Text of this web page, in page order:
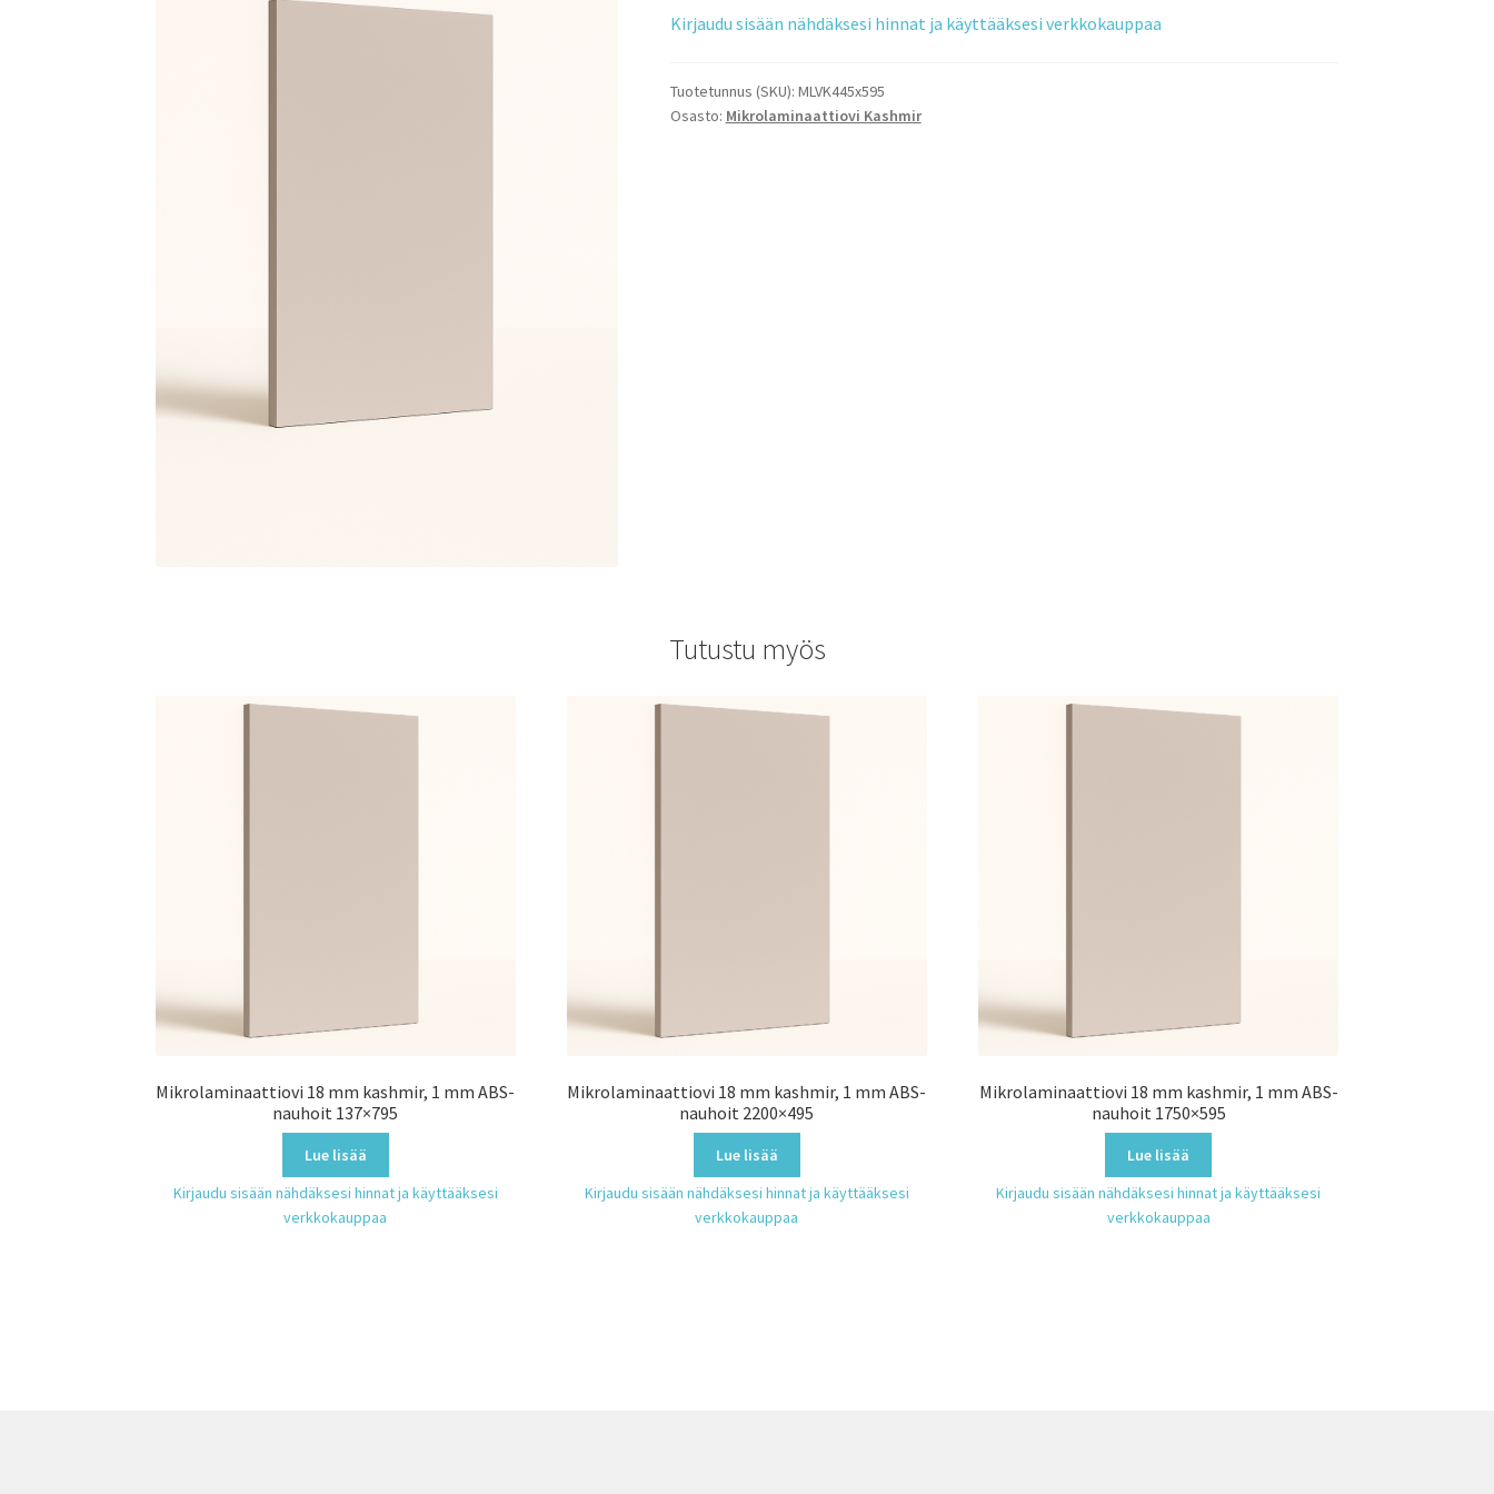
Kirjaudu sisään nähdäksesi hinnat ja käyttääksesi verkkokauppaa
Tuotetunnus (SKU): MLVK445x595
Osasto: Mikrolaminaattiovi Kashmir
Tutustu myös
Mikrolaminaattiovi 18 mm kashmir, 1 mm ABS-
nauhoit 137×795
Lue lisää
Kirjaudu sisään nähdäksesi hinnat ja käyttääksesi
verkkokauppaa
Mikrolaminaattiovi 18 mm kashmir, 1 mm ABS-
nauhoit 2200×495
Lue lisää
Kirjaudu sisään nähdäksesi hinnat ja käyttääksesi
verkkokauppaa
Mikrolaminaattiovi 18 mm kashmir, 1 mm ABS-
nauhoit 1750×595
Lue lisää
Kirjaudu sisään nähdäksesi hinnat ja käyttääksesi
verkkokauppaa